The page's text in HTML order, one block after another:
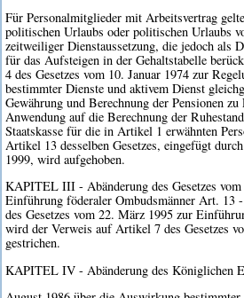
Für Personalmitglieder mit Arbeitsvertrag
politischen Urlaubs oder politischen Urlaubs
zeitweiliger Dienstaussetzung, die jedoch als
für das Aufsteigen in der Gehaltstabelle
4 des Gesetzes vom 10. Januar 1974 zur
bestimmter Dienste und aktivem Dienst
Gewährung und Berechnung der Pensionen
Anwendung auf die Berechnung der
Staatskasse für die in Artikel 1 erwähnten
Artikel 13 desselben Gesetzes, eingefügt
1999, wird aufgehoben.
KAPITEL III - Abänderung des Gesetzes
Einführung föderaler Ombudsmänner Art.
des Gesetzes vom 22. März 1995 zur
wird der Verweis auf Artikel 7 des Gesetzes
gestrichen.
KAPITEL IV - Abänderung des Königlichen